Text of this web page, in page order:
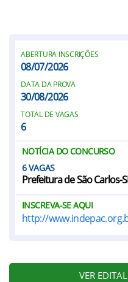
ABERTURA INSCRIÇÕES
08/07/2026
DATA DA PROVA
30/08/2026
TOTAL DE VAGAS
6
NOTÍCIA DO CONCURSO
6
Prefeitura de São Carlos-
INSCREVA-SE AQUI
http://
VER